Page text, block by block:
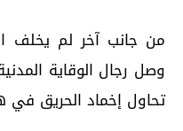
من جانب آخر لم يخلف
وصل رجال الوقاية
تحاول إخماد الحريق في